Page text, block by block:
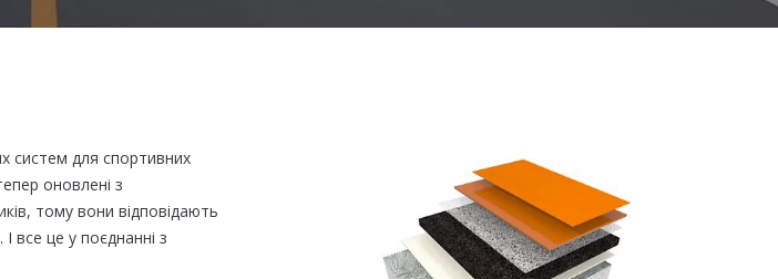
систем для спортивних
оновлені з
тому вони відповідають
І все це у поєднанні з